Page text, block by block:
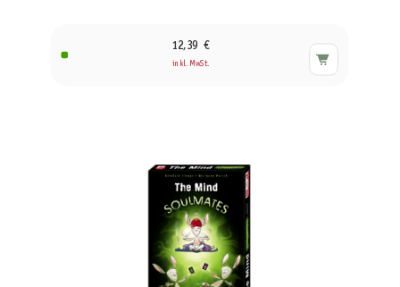
12,39 €
inkl. MwSt.